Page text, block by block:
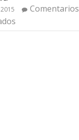
Comentarios